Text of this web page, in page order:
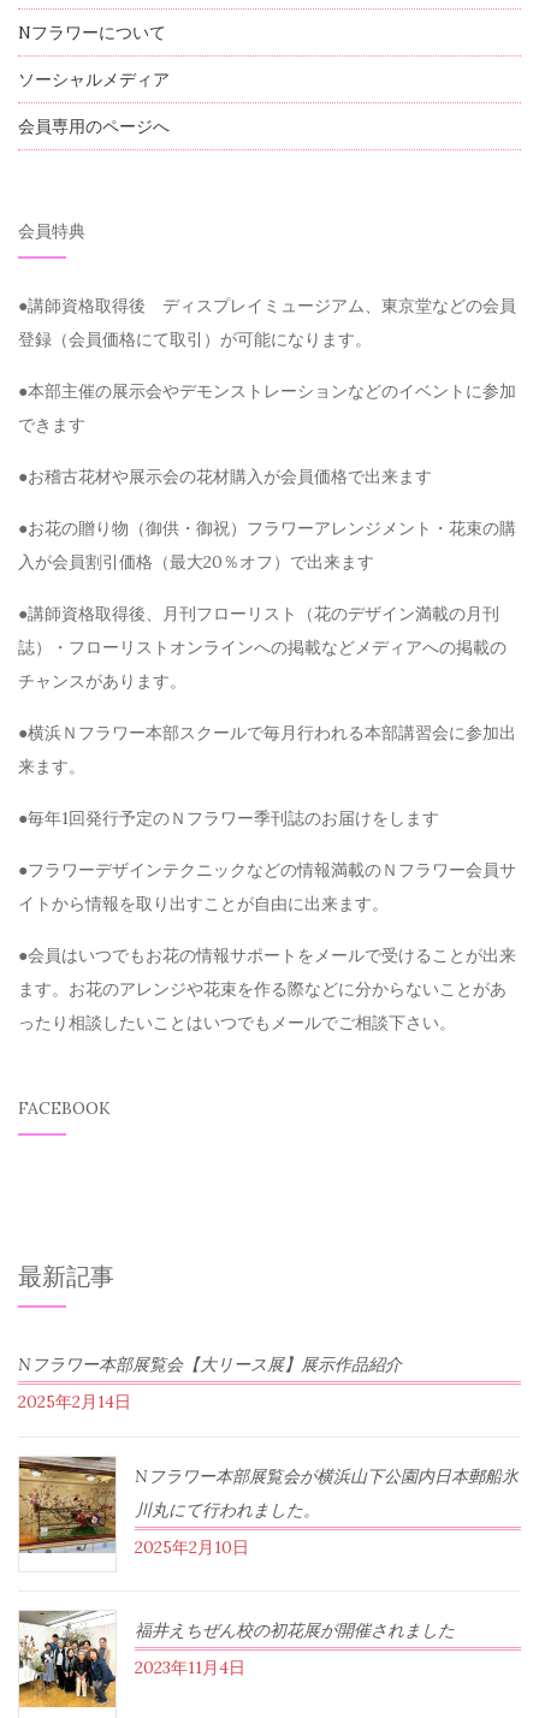
Nフラワーについて
ソーシャルメディア
会員専用のページへ
会員特典
●講師資格取得後 ディスプレイミュージアム、東京堂などの会員
登録（会員価格にて取引）が可能になります。
●本部主催の展示会やデモンストレーションなどのイベントに参加
できます
●お稽古花材や展示会の花材購入が会員価格で出来ます
●お花の贈り物（御供・御祝）フラワーアレンジメント・花束の購
入が会員割引価格（最大20％オフ）で出来ます
●講師資格取得後、月刊フローリスト（花のデザイン満載の月刊
誌）・フローリストオンラインへの掲載などメディアへの掲載の
チャンスがあります。
●横浜Ｎフラワー本部スクールで毎月行われる本部講習会に参加出
来ます。
●毎年1回発行予定のＮフラワー季刊誌のお届けをします
●フラワーデザインテクニックなどの情報満載のＮフラワー会員サ
イトから情報を取り出すことが自由に出来ます。
●会員はいつでもお花の情報サポートをメールで受けることが出来
ます。お花のアレンジや花束を作る際などに分からないことがあ
ったり相談したいことはいつでもメールでご相談下さい。
FACEBOOK
最新記事
Nフラワー本部展覧会【大リース展】展示作品紹介
2025年2月14日
Nフラワー本部展覧会が横浜山下公園内日本郵船氷
川丸にて行われました。
2025年2月10日
福井えちぜん校の初花展が開催されました
2023年11月4日